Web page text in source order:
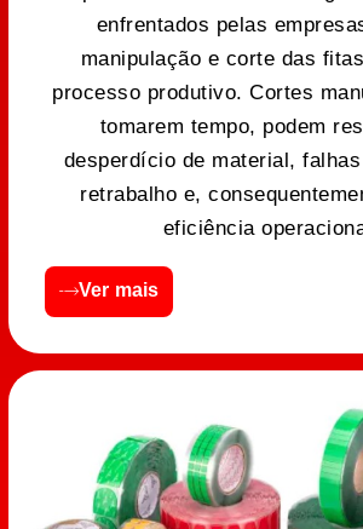
enfrentados pelas
manipulação e corte das
processo produtivo. Cortes
tomarem tempo, podem
desperdício de material,
retrabalho e,
eficiência
Ver mais